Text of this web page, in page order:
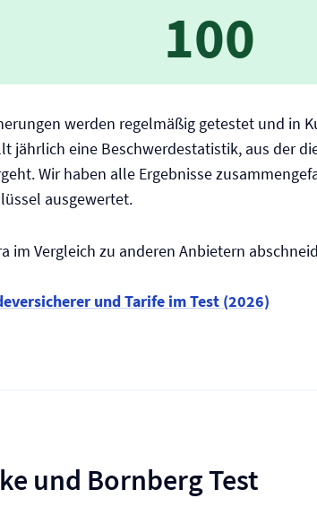
100
werden regelmäßig getestet und in
jährlich eine Beschwerdestatistik, aus der
Wir haben alle Ergebnisse
ausgewertet.
im Vergleich zu anderen Anbietern
und Tarife im Test (2026)
und Bornberg Test